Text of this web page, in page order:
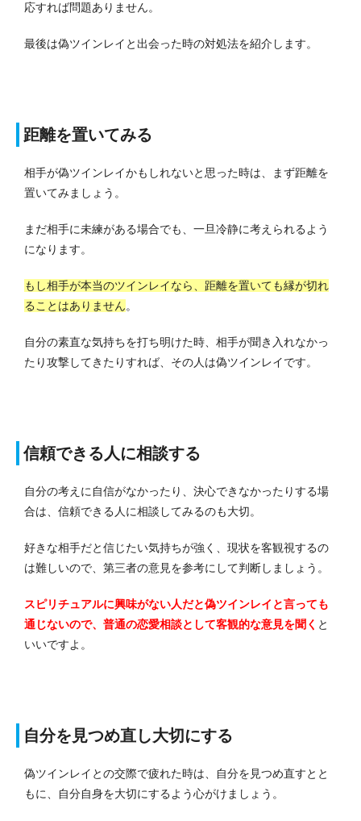
応すれば問題ありません。
最後は偽ツインレイと出会った時の対処法を紹介します。
距離を置いてみる
相手が偽ツインレイかもしれないと思った時は、まず距離を
置いてみましょう。
まだ相手に未練がある場合でも、一旦冷静に考えられるよう
になります。
もし相手が本当のツインレイなら、距離を置いても縁が切れ
ることはありません。
自分の素直な気持ちを打ち明けた時、相手が聞き入れなかっ
たり攻撃してきたりすれば、その人は偽ツインレイです。
信頼できる人に相談する
自分の考えに自信がなかったり、決心できなかったりする場
合は、信頼できる人に相談してみるのも大切。
好きな相手だと信じたい気持ちが強く、現状を客観視するの
は難しいので、第三者の意見を参考にして判断しましょう。
スピリチュアルに興味がない人だと偽ツインレイと言っても
通じないので、普通の恋愛相談として客観的な意見を聞く と
いいですよ。
自分を見つめ直し大切にする
偽ツインレイとの交際で疲れた時は、自分を見つめ直すとと
もに、自分自身を大切にするよう心がけましょう。